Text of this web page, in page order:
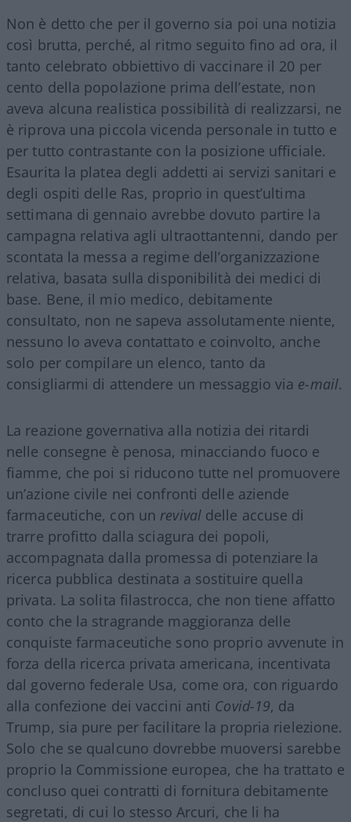
Non è detto che per il governo sia poi una notizia
così brutta, perché, al ritmo seguito fino ad ora, il
tanto celebrato obbiettivo di vaccinare il 20 per
cento della popolazione prima dell’estate, non
aveva alcuna realistica possibilità di realizzarsi, ne
è riprova una piccola vicenda personale in tutto e
per tutto contrastante con la posizione ufficiale.
Esaurita la platea degli addetti ai servizi sanitari e
degli ospiti delle Ras, proprio in quest’ultima
settimana di gennaio avrebbe dovuto partire la
campagna relativa agli ultraottantenni, dando per
scontata la messa a regime dell’organizzazione
relativa, basata sulla disponibilità dei medici di
base. Bene, il mio medico, debitamente
consultato, non ne sapeva assolutamente niente,
nessuno lo aveva contattato e coinvolto, anche
solo per compilare un elenco, tanto da
consigliarmi di attendere un messaggio via e-mail.
La reazione governativa alla notizia dei ritardi
nelle consegne è penosa, minacciando fuoco e
fiamme, che poi si riducono tutte nel promuovere
un’azione civile nei confronti delle aziende
farmaceutiche, con un revival delle accuse di
trarre profitto dalla sciagura dei popoli,
accompagnata dalla promessa di potenziare la
ricerca pubblica destinata a sostituire quella
privata. La solita filastrocca, che non tiene affatto
conto che la stragrande maggioranza delle
conquiste farmaceutiche sono proprio avvenute in
forza della ricerca privata americana, incentivata
dal governo federale Usa, come ora, con riguardo
alla confezione dei vaccini anti Covid-19, da
Trump, sia pure per facilitare la propria rielezione.
Solo che se qualcuno dovrebbe muoversi sarebbe
proprio la Commissione europea, che ha trattato e
concluso quei contratti di fornitura debitamente
segretati, di cui lo stesso Arcuri, che li ha